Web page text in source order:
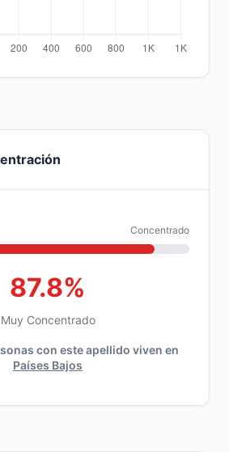
Concentrado
87.8%
Muy Concentrado
con este apellido viven en
Países Bajos